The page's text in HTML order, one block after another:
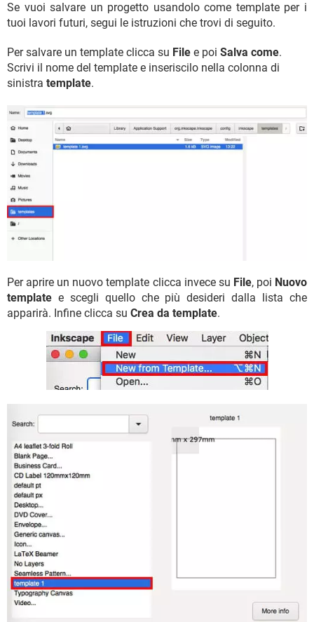
Se vuoi salvare un progetto usandolo come template per i
tuoi lavori futuri, segui le istruzioni che trovi di seguito.
Per salvare un template clicca su File e poi Salva come.
Scrivi il nome del template e inseriscilo nella colonna di
sinistra template.
Per aprire un nuovo template clicca invece su File, poi Nuovo
template e scegli quello che più desideri dalla lista che
apparirà. Infine clicca su Crea da template.